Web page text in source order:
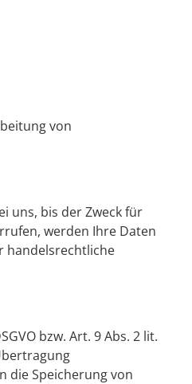
von
uns, bis der Zweck für
werden Ihre Daten
handelsrechtliche
bzw. Art. 9 Abs. 2 lit.
die Speicherung von